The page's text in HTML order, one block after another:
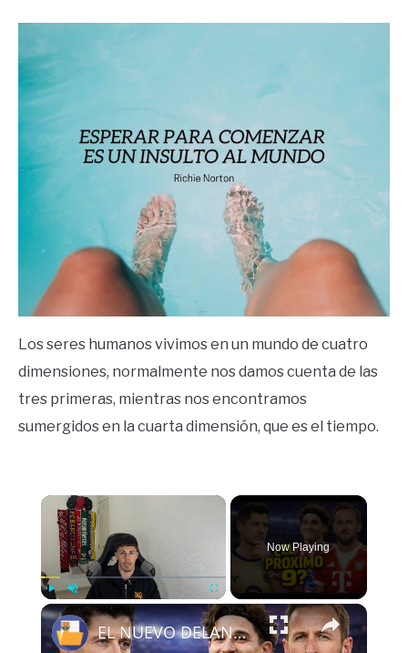
Frases
Los seres humanos vivimos en un mundo de cuatro
dimensiones, normalmente nos damos cuenta de las
tres primeras, mientras nos encontramos
sumergidos en la cuarta dimensión, que es el tiempo.
×
Play Unmute Fullscreen
Now Playing
×
EL NUEVO DELANTERO DEL BARÇA: TODOS LOS DETALLES